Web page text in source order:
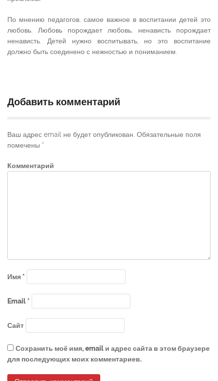
По мнению педагогов, самое важное в воспитании детей это
любовь. Любовь порождает любовь, ненависть порождает
ненависть. Детей нужно воспитывать, но это воспитание
должно быть соединено с нежностью и пониманием.
Добавить комментарий
Ваш адрес email не будет опубликован. Обязательные поля
помечены *
Комментарий
Имя*
Email*
Сайт
Сохранить моё имя, email и адрес сайта в этом браузере
для последующих моих комментариев.